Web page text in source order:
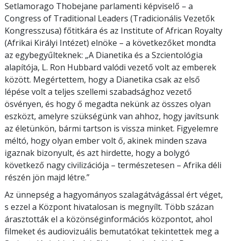
Setlamorago Thobejane parlamenti képviselő – a
Congress of Traditional Leaders (Tradicionális Vezetők
Kongresszusa) főtitkára és az Institute of African Royalty
(Afrikai Királyi Intézet) elnöke – a következőket mondta
az egybegyűlteknek: „A Dianetika és a Szcientológia
alapítója, L. Ron Hubbard valódi vezető volt az emberek
között. Megértettem, hogy a Dianetika csak az első
lépése volt a teljes szellemi szabadsághoz vezető
ösvényen, és hogy ő megadta nekünk az összes olyan
eszközt, amelyre szükségünk van ahhoz, hogy javítsunk
az életünkön, bármi tartson is vissza minket. Figyelemre
méltó, hogy olyan ember volt ő, akinek minden szava
igaznak bizonyult, és azt hirdette, hogy a bolygó
következő nagy civilizációja – természetesen – Afrika déli
részén jön majd létre.”
Az ünnepség a hagyományos szalagátvágással ért véget,
s ezzel a Központ hivatalosan is megnyílt. Több százan
árasztották el a közönséginformációs központot, ahol
filmeket és audiovizuális bemutatókat tekintettek meg a